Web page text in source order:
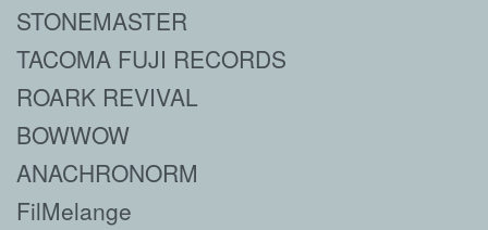
STONEMASTER
TACOMA FUJI RECORDS
ROARK REVIVAL
BOWWOW
ANACHRONORM
FilMelange